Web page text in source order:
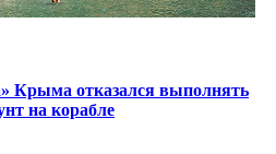
Крыма отказался выполнять
на корабле